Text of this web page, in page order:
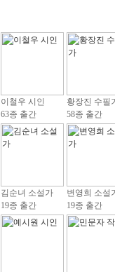
이철우 시인
63종 출간
황장진 수필
58종 출간
김순녀 소설가
19종 출간
변영희 소설
19종 출간